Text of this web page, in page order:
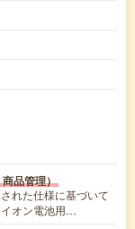
品管理）
れた仕様に基づいて
オン電池用…